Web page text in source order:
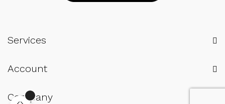
Services
Account
Company